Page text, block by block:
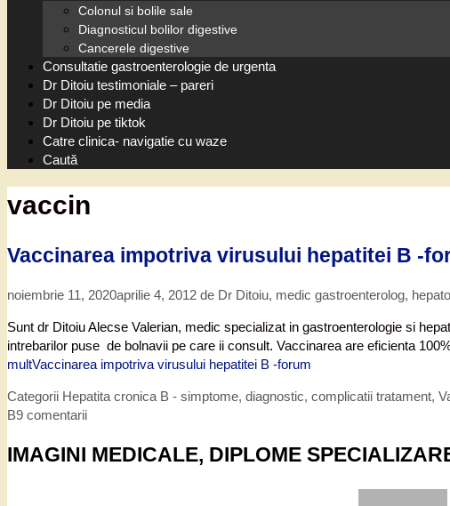
Colonul si bolile sale
Diagnosticul bolilor digestive
Cancerele digestive
Consultatie gastroenterologie de urgenta
Dr Ditoiu testimoniale – pareri
Dr Ditoiu pe media
Dr Ditoiu pe tiktok
Catre clinica- navigatie cu waze
Caută
vaccin
Vaccinarea impotriva virusului hepatitei B -
noiembrie 11, 2020aprilie 4, 2012 de Dr Ditoiu, medic gastroenterolog,
Sunt dr Ditoiu Alecse Valerian, medic specializat in gastroenterologie si
intrebarilor puse de bolnavii pe care ii consult. Vaccinarea are eficienta
multVaccinarea impotriva virusului hepatitei B -forum
Categorii Hepatita cronica B - simptome, diagnostic, complicatii tratament,
B9 comentarii
IMAGINI MEDICALE, DIPLOME